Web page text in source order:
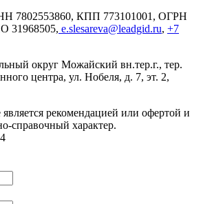
КПП 773101001, ОГРН
31968505, e.slesareva@leadgid.ru, +7
округ Можайский вн.тер.г., тер.
центра, ул. Нобеля, д. 7, эт. 2,
рекомендацией или офертой и
справочный характер.